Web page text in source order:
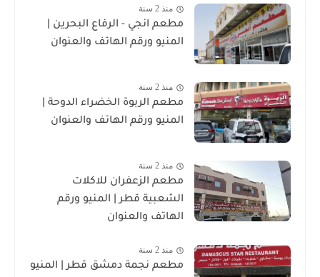
منذ 2 سنة
مطعم انجي - الرفاع البحرين |
المنيو ورقم الهاتف والعنوان
منذ 2 سنة
مطعم الربوة الخضراء الدوحة |
المنيو ورقم الهاتف والعنوان
منذ 2 سنة
مطعم الزعفران للاكلات
الشعبية قطر | المنيو ورقم
الهاتف والعنوان
منذ 2 سنة
مطعم نجمة دمشق قطر | المنيو